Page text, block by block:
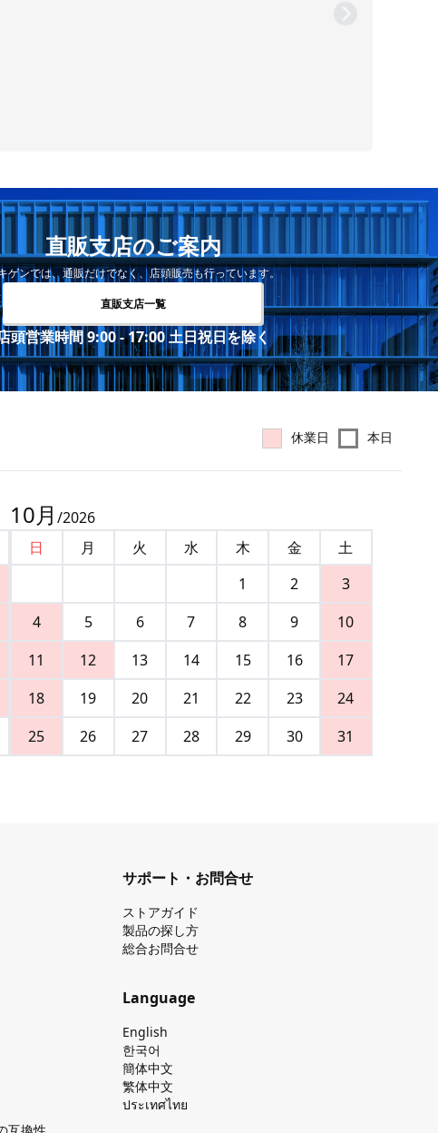
直販支店のご案内
ゲンでは、通販だけでなく、店頭販売も行っています。
直販支店一覧
頭営業時間 9:00 - 17:00 土日祝日を除く
休業日 本日
10月 /2026
日
月 火 水 木 金
土
1
2
3
4
5 6 7 8 9
10
11
12 13 14 15 16
17
18
19 20 21 22 23
24
25
26 27 28 29 30 31
サポート・お問合せ
ストアガイド
製品の探し⽅
総合お問合せ
Language
English
한국어
簡体中文
繁体中文
ประเทศไทย